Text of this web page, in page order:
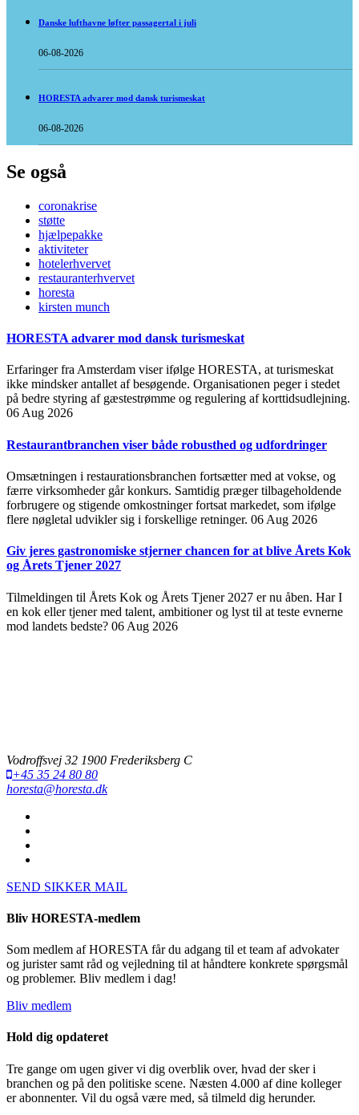
Danske lufthavne løfter passagertal i juli
06-08-2026
HORESTA advarer mod dansk turismeskat
06-08-2026
Se også
coronakrise
støtte
hjælpepakke
aktiviteter
hotelerhvervet
restauranterhvervet
horesta
kirsten munch
HORESTA advarer mod dansk turismeskat
Erfaringer fra Amsterdam viser ifølge HORESTA, at turismeskat
ikke mindsker antallet af besøgende. Organisationen peger i stedet
på bedre styring af gæstestrømme og regulering af korttidsudlejning.
06 Aug 2026
Restaurantbranchen viser både robusthed og udfordringer
Omsætningen i restaurationsbranchen fortsætter med at vokse, og
færre virksomheder går konkurs. Samtidig præger tilbageholdende
forbrugere og stigende omkostninger fortsat markedet, som ifølge
flere nøgletal udvikler sig i forskellige retninger. 06 Aug 2026
Giv jeres gastronomiske stjerner chancen for at blive Årets Kok
og Årets Tjener 2027
Tilmeldingen til Årets Kok og Årets Tjener 2027 er nu åben. Har I
en kok eller tjener med talent, ambitioner og lyst til at teste evnerne
mod landets bedste? 06 Aug 2026
Vodroffsvej 32 1900 Frederiksberg C
+45 35 24 80 80
horesta@horesta.dk
SEND SIKKER MAIL
Bliv HORESTA-medlem
Som medlem af HORESTA får du adgang til et team af advokater
og jurister samt råd og vejledning til at håndtere konkrete spørgsmål
og problemer. Bliv medlem i dag!
Bliv medlem
Hold dig opdateret
Tre gange om ugen giver vi dig overblik over, hvad der sker i
branchen og på den politiske scene. Næsten 4.000 af dine kolleger
er abonnenter. Vil du også være med, så tilmeld dig herunder.